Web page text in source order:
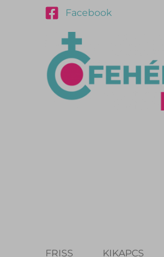
Facebook
FRISS KIKAPCS